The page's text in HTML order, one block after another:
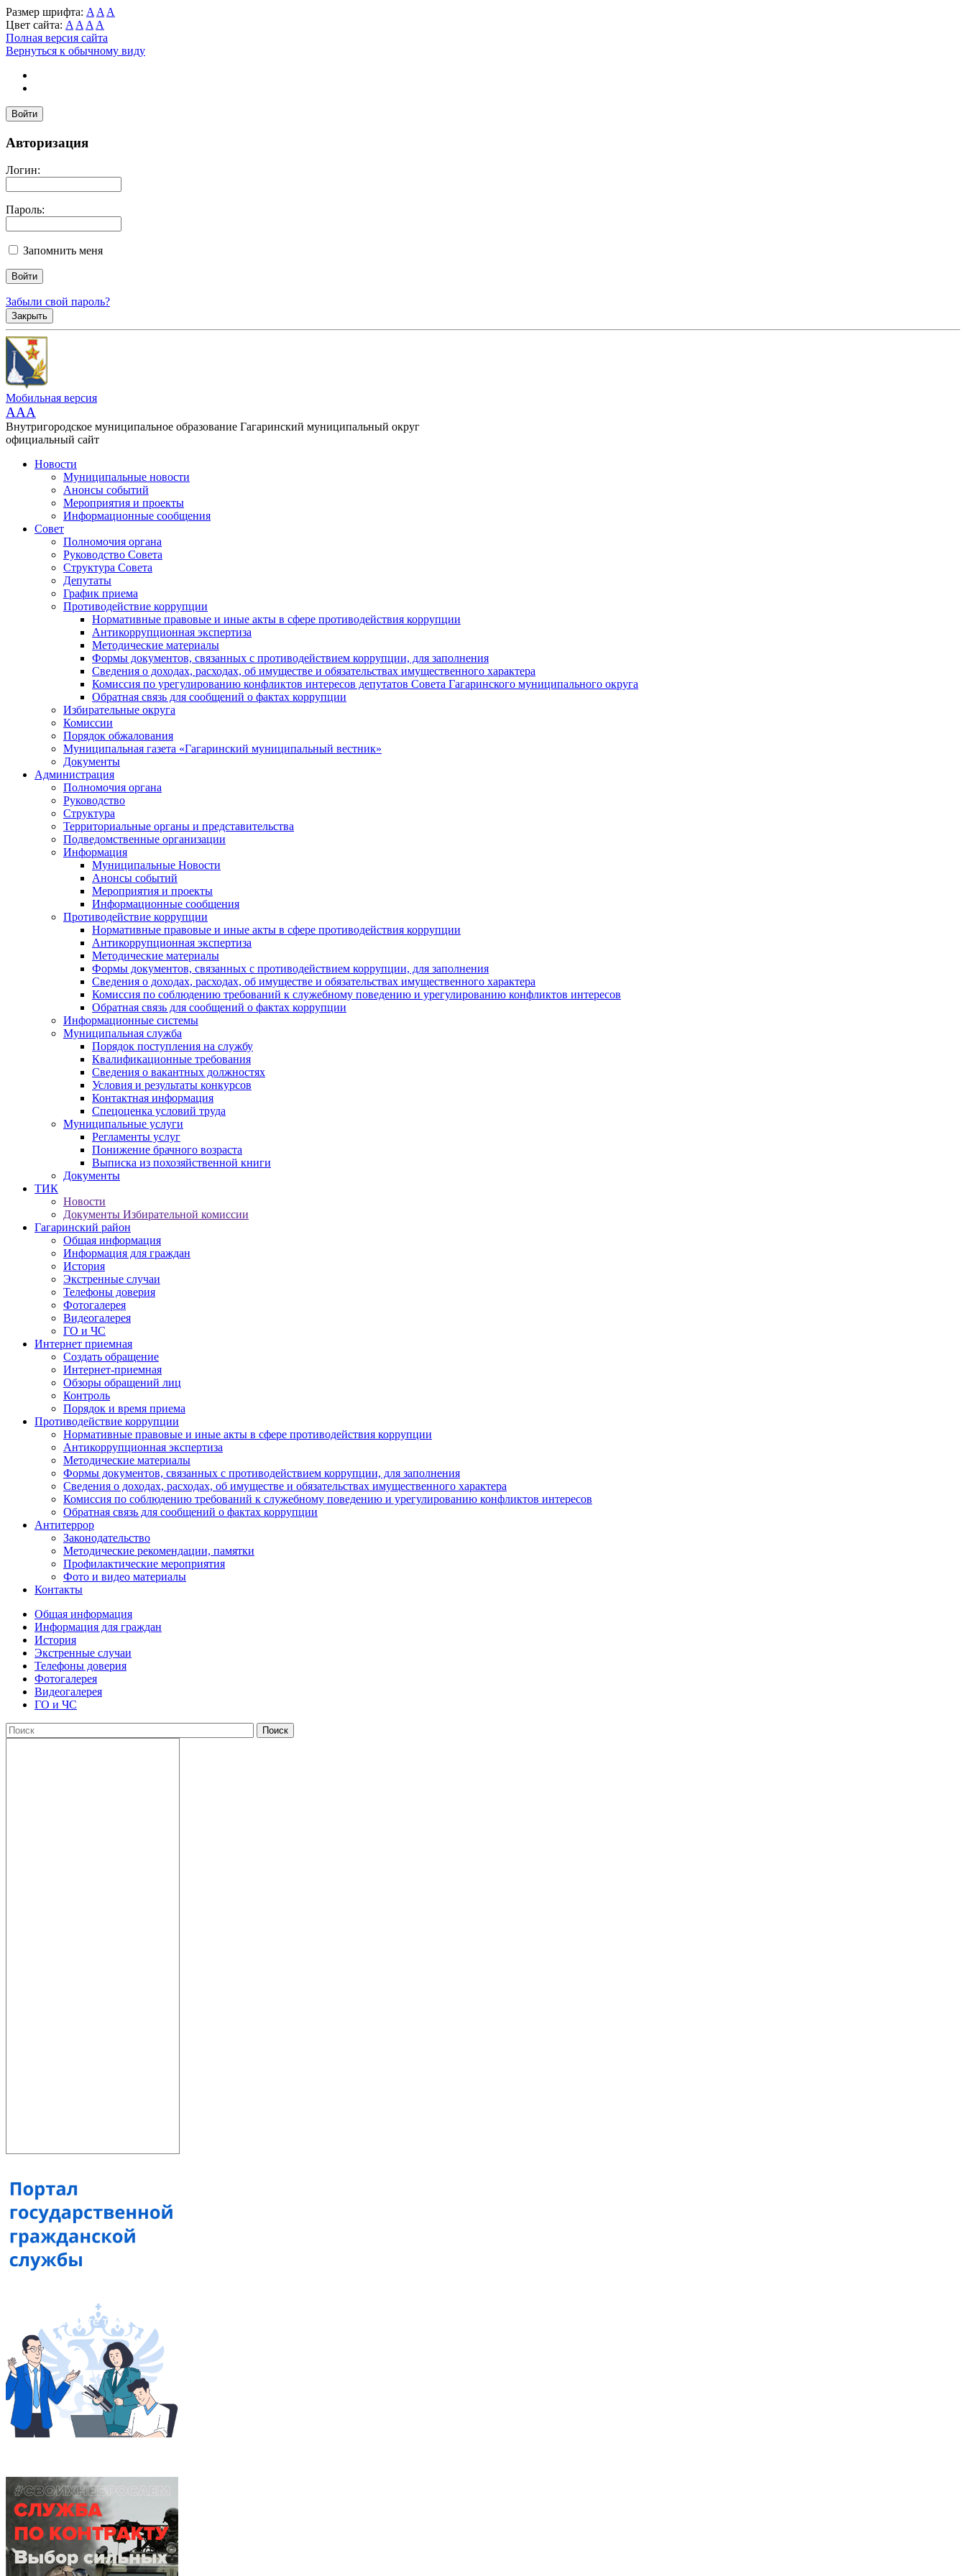
Размер шрифта: A A A
Цвет сайта: A A A A
Полная версия сайта
Вернуться к обычному виду
Войти
Авторизация
Логин:
Пароль:
Запомнить меня
Забыли свой пароль?
Закрыть
Мобильная версия
AAA
Внутригородское муниципальное образование Гагаринский муниципальный округ
официальный сайт
Новости
Муниципальные новости
Анонсы событий
Мероприятия и проекты
Информационные сообщения
Совет
Полномочия органа
Руководство Совета
Структура Совета
Депутаты
График приема
Противодействие коррупции
Нормативные правовые и иные акты в сфере противодействия коррупции
Антикоррупционная экспертиза
Методические материалы
Формы документов, связанных с противодействием коррупции, для заполнения
Сведения о доходах, расходах, об имуществе и обязательствах имущественного характера
Комиссия по урегулированию конфликтов интересов депутатов Совета Гагаринского муниципального округа
Обратная связь для сообщений о фактах коррупции
Избирательные округа
Комиссии
Порядок обжалования
Муниципальная газета «Гагаринский муниципальный вестник»
Документы
Администрация
Полномочия органа
Руководство
Структура
Территориальные органы и представительства
Подведомственные организации
Информация
Муниципальные Новости
Анонсы событий
Мероприятия и проекты
Информационные сообщения
Противодействие коррупции
Нормативные правовые и иные акты в сфере противодействия коррупции
Антикоррупционная экспертиза
Методические материалы
Формы документов, связанных с противодействием коррупции, для заполнения
Сведения о доходах, расходах, об имуществе и обязательствах имущественного характера
Комиссия по соблюдению требований к служебному поведению и урегулированию конфликтов интересов
Обратная связь для сообщений о фактах коррупции
Информационные системы
Муниципальная служба
Порядок поступления на службу
Квалификационные требования
Сведения о вакантных должностях
Условия и результаты конкурсов
Контактная информация
Спецоценка условий труда
Муниципальные услуги
Регламенты услуг
Понижение брачного возраста
Выписка из похозяйственной книги
Документы
ТИК
Новости
Документы Избирательной комиссии
Гагаринский район
Общая информация
Информация для граждан
История
Экстренные случаи
Телефоны доверия
Фотогалерея
Видеогалерея
ГО и ЧС
Интернет приемная
Создать обращение
Интернет-приемная
Обзоры обращений лиц
Контроль
Порядок и время приема
Противодействие коррупции
Нормативные правовые и иные акты в сфере противодействия коррупции
Антикоррупционная экспертиза
Методические материалы
Формы документов, связанных с противодействием коррупции, для заполнения
Сведения о доходах, расходах, об имуществе и обязательствах имущественного характера
Комиссия по соблюдению требований к служебному поведению и урегулированию конфликтов интересов
Обратная связь для сообщений о фактах коррупции
Антитеррор
Законодательство
Методические рекомендации, памятки
Профилактические мероприятия
Фото и видео материалы
Контакты
Общая информация
Информация для граждан
История
Экстренные случаи
Телефоны доверия
Фотогалерея
Видеогалерея
ГО и ЧС